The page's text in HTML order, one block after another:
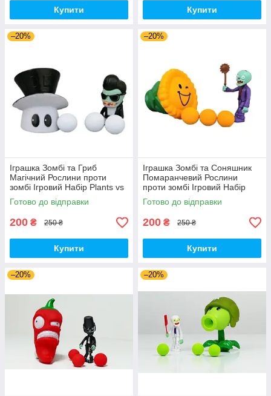
Купити Купити
–20%
Іграшка Зомбі та Гриб
Магічний Рослини проти
зомбі Ігровий Набір Plants vs
Zombies (00179)
Готово до відправки
200 ₴ 250 ₴
Купити
–20%
Іграшка Зомбі та Соняшник
Помаранчевий Рослини
проти зомбі Ігровий Набір
Plants vs Zombies (00180)
Готово до відправки
200 ₴ 250 ₴
Купити
–20% –20%